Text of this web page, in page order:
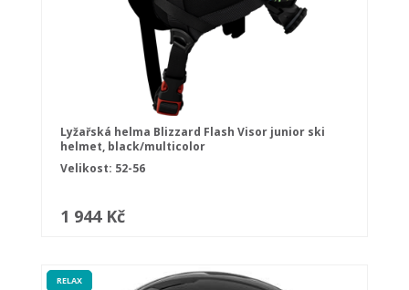
Lyžařská helma Blizzard Flash Visor junior ski
helmet, black/multicolor
Velikost: 52-56
1 944 Kč
RELAX